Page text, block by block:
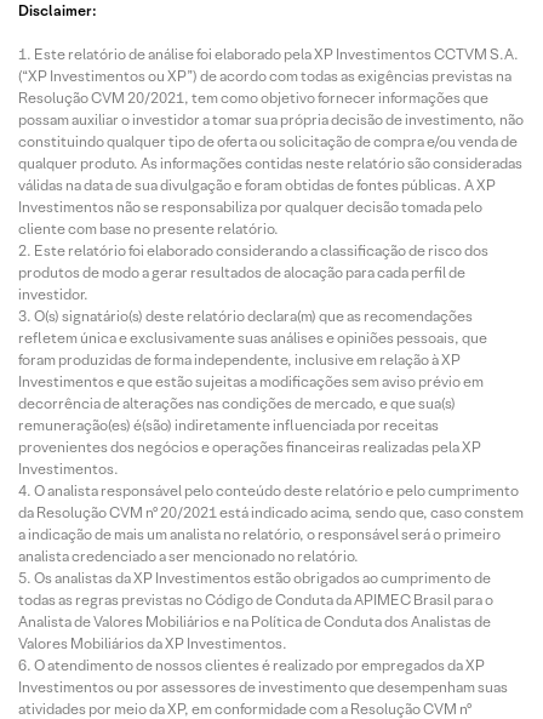
Disclaimer:
Este relatório de análise foi elaborado pela XP Investimentos CCTVM S.A.
(“XP Investimentos ou XP”) de acordo com todas as exigências previstas na
Resolução CVM 20/2021, tem como objetivo fornecer informações que
possam auxiliar o investidor a tomar sua própria decisão de investimento, não
constituindo qualquer tipo de oferta ou solicitação de compra e/ou venda de
qualquer produto. As informações contidas neste relatório são consideradas
válidas na data de sua divulgação e foram obtidas de fontes públicas. A XP
Investimentos não se responsabiliza por qualquer decisão tomada pelo
cliente com base no presente relatório.
Este relatório foi elaborado considerando a classificação de risco dos
produtos de modo a gerar resultados de alocação para cada perfil de
investidor.
O(s) signatário(s) deste relatório declara(m) que as recomendações
refletem única e exclusivamente suas análises e opiniões pessoais, que
foram produzidas de forma independente, inclusive em relação à XP
Investimentos e que estão sujeitas a modificações sem aviso prévio em
decorrência de alterações nas condições de mercado, e que sua(s)
remuneração(es) é(são) indiretamente influenciada por receitas
provenientes dos negócios e operações financeiras realizadas pela XP
Investimentos.
O analista responsável pelo conteúdo deste relatório e pelo cumprimento
da Resolução CVM nº 20/2021 está indicado acima, sendo que, caso constem
a indicação de mais um analista no relatório, o responsável será o primeiro
analista credenciado a ser mencionado no relatório.
Os analistas da XP Investimentos estão obrigados ao cumprimento de
todas as regras previstas no Código de Conduta da APIMEC Brasil para o
Analista de Valores Mobiliários e na Política de Conduta dos Analistas de
Valores Mobiliários da XP Investimentos.
O atendimento de nossos clientes é realizado por empregados da XP
Investimentos ou por assessores de investimento que desempenham suas
atividades por meio da XP, em conformidade com a Resolução CVM nº